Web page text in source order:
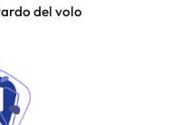
del volo